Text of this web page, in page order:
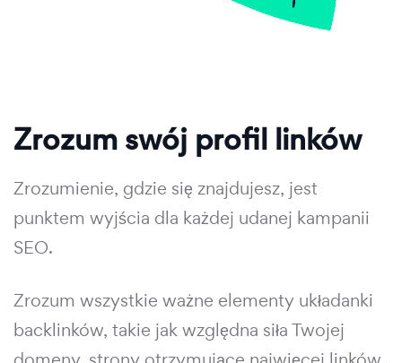
Zrozum swój profil linków
Zrozumienie, gdzie się znajdujesz, jest
punktem wyjścia dla każdej udanej kampanii
SEO.
Zrozum wszystkie ważne elementy układanki
backlinków, takie jak względna siła Twojej